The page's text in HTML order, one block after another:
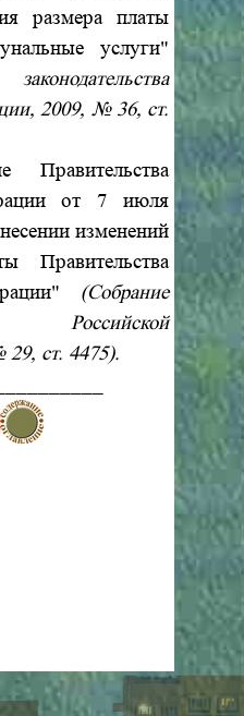
размера платы
услуги"
2009, № 36, ст.
Правительства
от 7 июля
изменений
Правительства
(Собрание
Российской
ст. 4475).